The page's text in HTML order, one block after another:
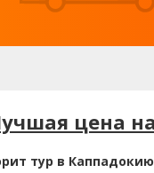
цена
тур в